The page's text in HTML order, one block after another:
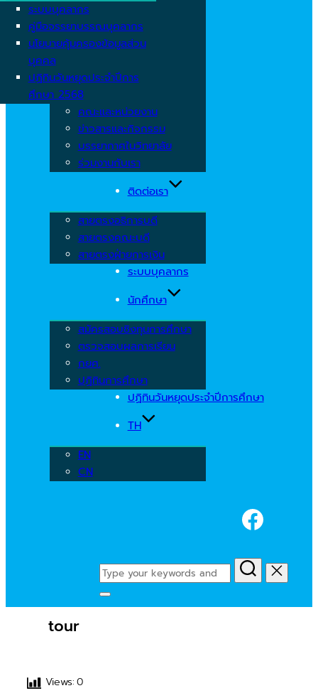
ระบบบุคลากร
คู่มือจรรยาบรรณบุคลากร
นโยบายคุ้มครองข้อมูลส่วน
บุคคล
ปฏิทินวันหยุดประจำปีการ
ศึกษา 2568
คณะและหน่วยงาน
ข่าวสารและกิจกรรม
บรรยากาศในวิทยาลัย
ร่วมงานกับเรา
ติดต่อเรา
สายตรงอธิการบดี
สายตรงคณะบดี
สายตรงฝ่ายการเงิน
ระบบบุคลากร
นักศึกษา
สมัครสอบชิงทุนการศึกษา
ตรวจสอบผลการเรียน
กยศ.
ปฏิทินการศึกษา
ปฏิทินวันหยุดประจำปีการศึกษา
TH
EN
CN
Search
for:
Toggle
tour
Views:0